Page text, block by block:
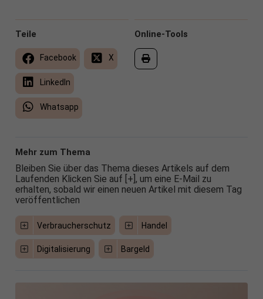
Online-Tools
Teile
Facebook X
LinkedIn
Whatsapp
Mehr zum Thema
Bleiben Sie über das Thema dieses Artikels auf dem
Laufenden Klicken Sie auf [+], um eine E-Mail zu
erhalten, sobald wir einen neuen Artikel mit diesem Tag
veröffentlichen
Verbraucherschutz Handel
Digitalisierung Bargeld